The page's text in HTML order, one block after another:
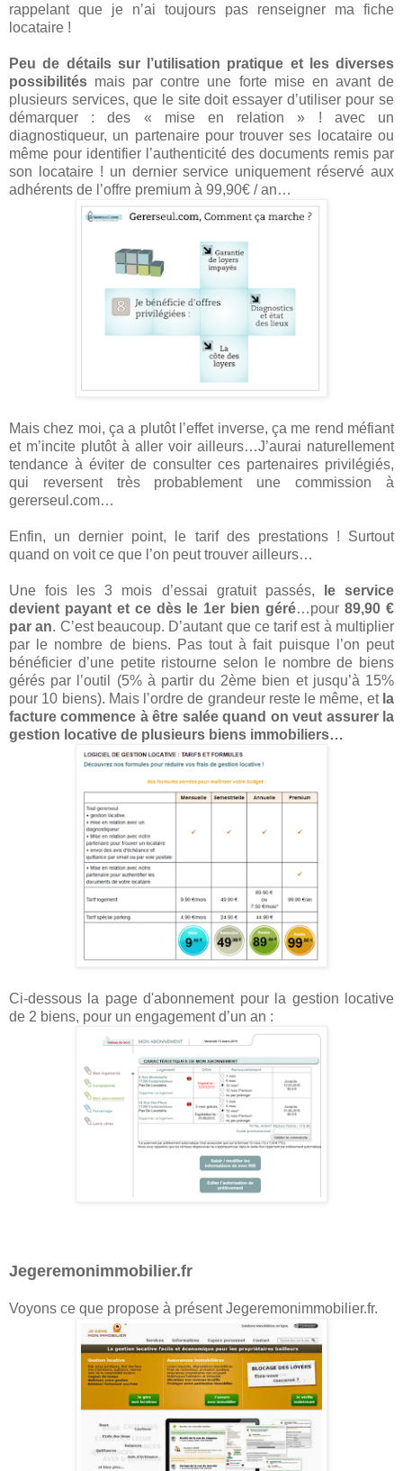
rappelant que je n’ai toujours pas renseigner ma fiche
locataire !
Peu de détails sur l’utilisation pratique et les diverses
possibilités mais par contre une forte mise en avant de
plusieurs services, que le site doit essayer d’utiliser pour se
démarquer : des « mise en relation » ! avec un
diagnostiqueur, un partenaire pour trouver ses locataire ou
même pour identifier l’authenticité des documents remis par
son locataire ! un dernier service uniquement réservé aux
adhérents de l’offre premium à 99,90€ / an…
Mais chez moi, ça a plutôt l’effet inverse, ça me rend méfiant
et m’incite plutôt à aller voir ailleurs…J’aurai naturellement
tendance à éviter de consulter ces partenaires privilégiés,
qui reversent très probablement une commission à
gererseul.com…
Enfin, un dernier point, le tarif des prestations ! Surtout
quand on voit ce que l’on peut trouver ailleurs…
Une fois les 3 mois d’essai gratuit passés, le service
devient payant et ce dès le 1er bien géré…pour89,90 €
par an. C’est beaucoup. D’autant que ce tarif est à multiplier
par le nombre de biens. Pas tout à fait puisque l’on peut
bénéficier d’une petite ristourne selon le nombre de biens
gérés par l’outil (5% à partir du 2ème bien et jusqu’à 15%
pour 10 biens). Mais l’ordre de grandeur reste le même, et la
facture commence à être salée quand on veut assurer la
gestion locative de plusieurs biens immobiliers…
Ci-dessous la page d'abonnement pour la gestion locative
de 2 biens, pour un engagement d’un an :
Jegeremonimmobilier.fr
Voyons ce que propose à présent Jegeremonimmobilier.fr.